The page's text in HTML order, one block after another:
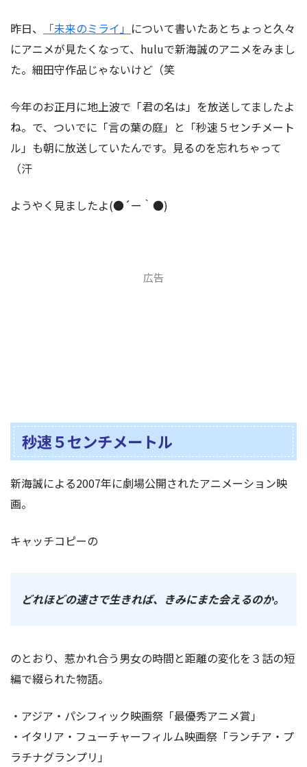
昨日、 「未来のミライ」 について書いたあとちょっと久々
にアニメが見たくなって、huluで新海誠のアニメをみまし
た。細田守作品じゃないけど（笑
今年のお正月に地上波で「君の名は」を放送してましたよ
ね。で、ついでに「言の葉の庭」と「秒速５センチメート
ル」も朝に放送していたんです。見るのを忘れちゃって
（汗
ようやく見ましたよ(●´ー｀●)
広告
秒速５センチメートル
新海誠による2007年に劇場公開されたアニメーション映
画。
キャッチコピーの
どれほどの速さで生きれば、きみにまた会えるのか。
のとおり、惹かれ合う男女の時間と距離の変化を３話の短
編で綴られた物語。
・アジア・パシフィック映画祭「最優秀アニメ賞」
・イタリア・フューチャーフィルム映画祭「ランチア・プ
ラチナグランプリ」